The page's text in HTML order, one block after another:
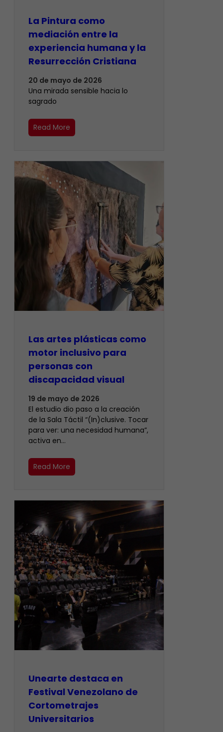
La Pintura como
mediación entre la
experiencia humana y la
Resurrección Cristiana
20 de mayo de 2026
Una mirada sensible hacia lo
sagrado
Read More
Las artes plásticas como
motor inclusivo para
personas con
discapacidad visual
19 de mayo de 2026
El estudio dio paso a la creación
de la Sala Táctil “(In)clusive. Tocar
para ver: una necesidad humana”,
activa en…
Read More
Unearte destaca en
Festival Venezolano de
Cortometrajes
Universitarios